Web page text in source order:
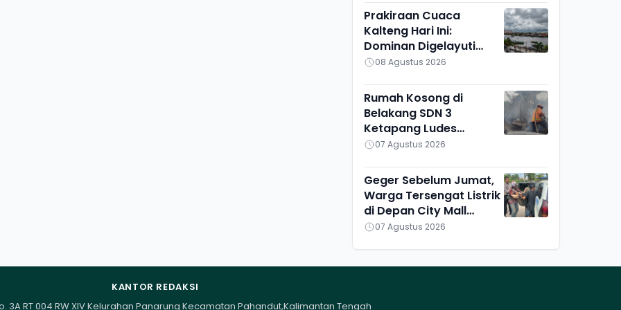
Prakiraan Cuaca
Kalteng Hari Ini:
Dominan Digelayuti
Awan, Hanya Pulang
08 Agustus 2026
Rumah Kosong di
Belakang SDN 3
Ketapang Ludes
Terbakar, Penyebab
07 Agustus 2026
Geger Sebelum Jumat,
Warga Tersengat Listrik
di Depan City Mall
Sampit
07 Agustus 2026
KANTOR REDAKSI
3A RT 004 RW XIV Kelurahan Panarung Kecamatan Pahandut,Kalimantan Tengah